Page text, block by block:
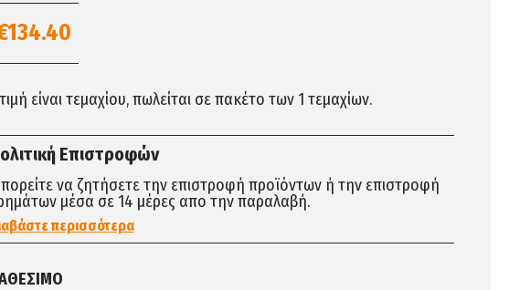
είναι τεμαχίου, πωλείται σε πακέτο των 1 τεμαχίων.
Επιστροφών
να ζητήσετε την επιστροφή προϊόντων ή την επιστροφή
μέσα σε 14 μέρες απο την παραλαβή.
περισσότερα